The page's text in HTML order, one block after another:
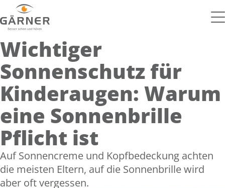
Wichtiger
Sonnenschutz für
Kinderaugen: Warum
eine Sonnenbrille
Pflicht ist
Auf Sonnencreme und Kopfbedeckung achten
die meisten Eltern, auf die Sonnenbrille wird
aber oft vergessen.